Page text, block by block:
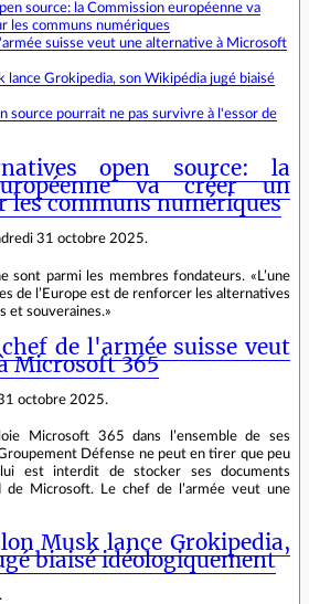
source: la Commission européenne va
les communs numériques
suisse veut une alternative à Microsoft
lance Grokipedia, son Wikipédia jugé biaisé
source pourrait ne pas survivre à l'essor de
open source: la
va créer un
les communs numériques
31 octobre 2025.
sont parmi les membres fondateurs. «L’une
de l’Europe est de renforcer les alternatives
et souveraines.»
de l'armée suisse veut
Microsoft 365
octobre 2025.
Microsoft 365 dans l’ensemble de ses
Défense ne peut en tirer que peu
lui est interdit de stocker ses documents
de Microsoft. Le chef de l’armée veut une
Musk lance Grokipedia,
biaisé idéologiquement